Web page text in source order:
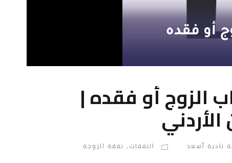
الزوج أو فقده |
نادية أسعد النفقات, نفقة الزوجة